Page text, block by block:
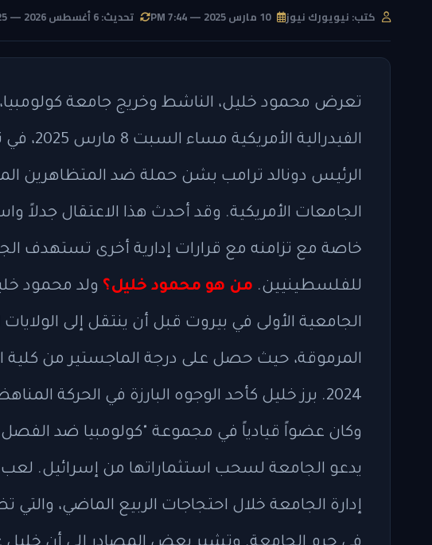
كتب: نيويورك نيوز 10 مارس 2025 — 7:44 PM تحديث: 6 أغسطس 2026 — 9:25 AM
تعرض محمود خليل، الناشط وخريج جامعة
الرئيس دونالد ترامب بشن حملة ضد المتظاهرين
الجامعات الأمريكية. وقد أحدث هذا الاعتقال جدلاً
خاصة مع تزامنه مع قرارات إدارية أخرى تستهدف
للفلسطينيين. من هو محمود خليل؟
الجامعية الأولى في بيروت قبل أن ينتقل إلى
المرموقة، حيث حصل على درجة الماجستير من كلية
2024. برز خليل كأحد الوجوه البارزة في الحركة
يدعو الجامعة لسحب استثماراتها من إسرائيل.
إدارة الجامعة خلال احتجاجات الربيع الماضي،